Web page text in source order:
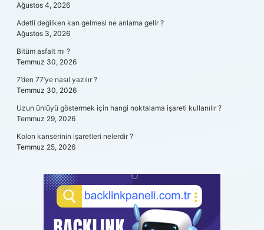
Ağustos 4, 2026
Adetli değilken kan gelmesi ne anlama gelir ?
Ağustos 3, 2026
Bitüm asfalt mı ?
Temmuz 30, 2026
7’den 77’ye nasıl yazılır ?
Temmuz 30, 2026
Uzun ünlüyü göstermek için hangi noktalama işareti kullanılır ?
Temmuz 29, 2026
Kolon kanserinin işaretleri nelerdir ?
Temmuz 25, 2026